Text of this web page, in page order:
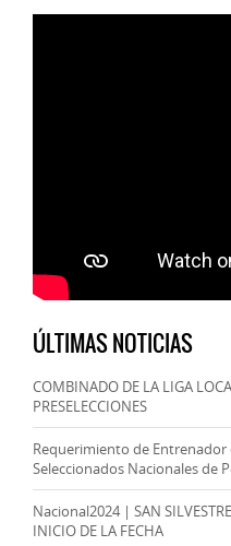
ÚLTIMAS NOTICIAS
COMBINADO DE LA LIGA
PRESELECCIONES
Requerimiento de Entrenador
Seleccionados Nacionales de
Nacional2024 | SAN
INICIO DE LA FECHA